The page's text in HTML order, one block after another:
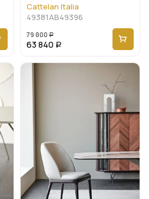
Cattelan Italia
49381AB49396
79 800 Р
63 840 Р